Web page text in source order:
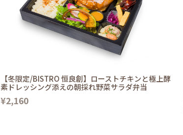
【冬限定/BISTRO 恒良創】ローストチキンと極上酵
素ドレッシング添えの朝採れ野菜サラダ弁当
¥2,160